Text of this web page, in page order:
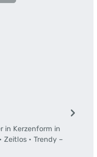
in Kerzenform in
• Trendy –